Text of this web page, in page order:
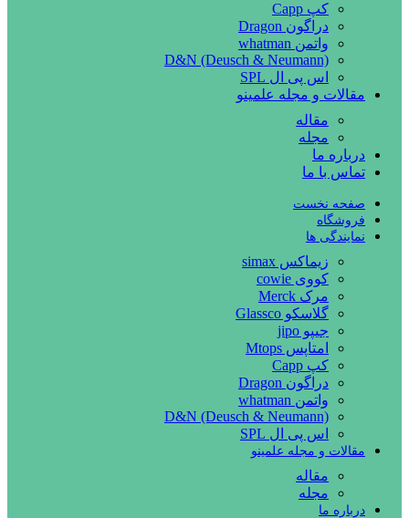
کپ Capp
دراگون Dragon
واتمن whatman
D&N (Deusch & Neumann)
اس پی ال SPL
مقالات و مجله علمینو
مقاله
مجله
درباره ما
تماس با ما
صفحه نخست
فروشگاه
نمایندگی ها
زیماکس simax
کووی cowie
مرک Merck
گلاسکو Glassco
جیپو jipo
امتاپس Mtops
کپ Capp
دراگون Dragon
واتمن whatman
D&N (Deusch & Neumann)
اس پی ال SPL
مقالات و مجله علمینو
مقاله
مجله
درباره ما